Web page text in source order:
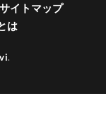
サイトマップ
は
.